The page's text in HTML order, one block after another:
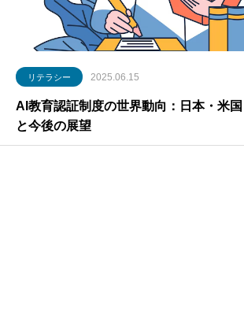
リテラシー 2025.06.15
AI教育認証制度の世界動向：日本・米
と今後の展望